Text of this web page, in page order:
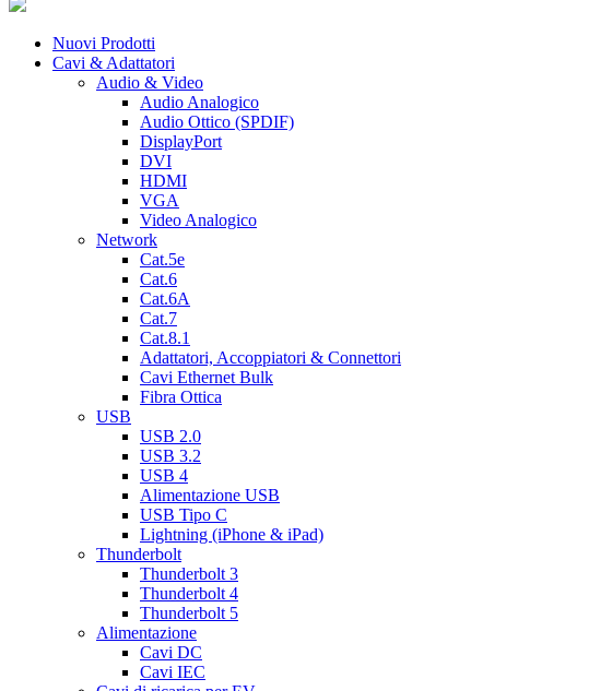
Nuovi Prodotti
Cavi & Adattatori
Audio & Video
Audio Analogico
Audio Ottico (SPDIF)
DisplayPort
DVI
HDMI
VGA
Video Analogico
Network
Cat.5e
Cat.6
Cat.6A
Cat.7
Cat.8.1
Adattatori, Accoppiatori & Connettori
Cavi Ethernet Bulk
Fibra Ottica
USB
USB 2.0
USB 3.2
USB 4
Alimentazione USB
USB Tipo C
Lightning (iPhone & iPad)
Thunderbolt
Thunderbolt 3
Thunderbolt 4
Thunderbolt 5
Alimentazione
Cavi DC
Cavi IEC